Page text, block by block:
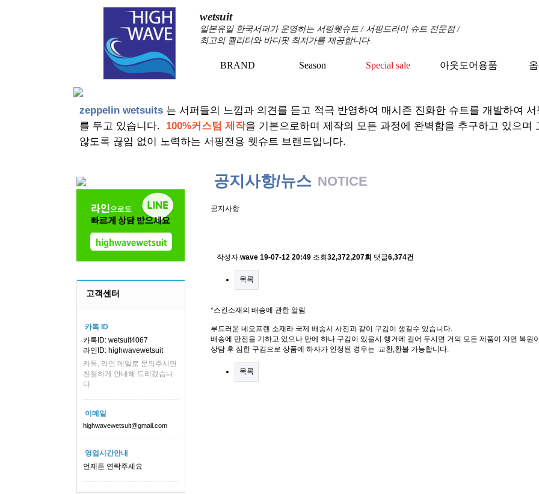
wetsuit
일본유일 한국서퍼가 운영하는 서핑웻슈트 / 서핑드라이 슈트 전문점 /
최고의 퀄리티와 바디핏 최저가를 제공합니다.
BRAND
Season
Special sale
아웃도어용품
zeppelin wetsuits 는 서퍼들의 느낌과 의견를 듣고 적극 반영하여 매시즌 진화한 슈트를 개발하여
를 두고 있습니다. 100%커스텀 제작을 기본으로하며 제작의 모든 과정에 완벽함을 추구하고 있으며
않도록 끊임 없이 노력하는 서핑전용 웻슈트 브랜드입니다.
고객센터
카톡 ID
카톡ID: wetsuit4067
라인ID: highwavewetsuit
카톡, 라인 메일로 문의주시면
친절하게 안내해 드리겠습니
다.
이메일
highwavewetsuit@gmail.com
영업시간안내
언제든 연락주세요
공지사항/뉴스 NOTICE
공지사항
작성자 wave 19-07-12 20:49 조회 32,372,207회 댓글6,374건
목록
*스킨소재의 배송에 관한 알림
부드러운 네오프렌 소재라 국제 배송시 사진과 같이 구김이 생길수 있습니다.
배송에 만전을 기하고 있으나 만에 하나 구김이 있을시 행거에 걸어 두시면 거의 모든 제품이 자연 복원
상담 후 심한 구김으로 상품에 하자가 인정된 경우는 교환,환불 가능합니다.
목록